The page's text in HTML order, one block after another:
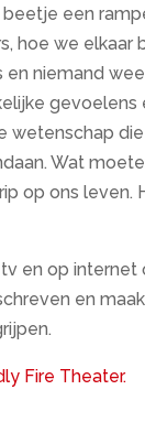
een
hoe we elkaar
en niemand
gevoelens
wetenschap
Wat
op ons leven.
en op internet
en
Fire Theater.